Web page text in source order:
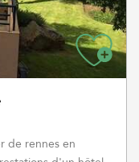
de rennes en